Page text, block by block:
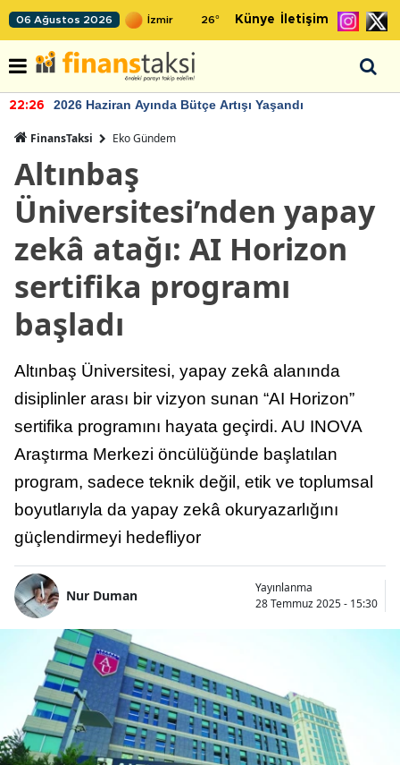
06 Ağustos 2026 26° Künye İletişim
22:26 2026 Haziran Ayında Bütçe Artışı Yaşandı
FinansTaksi Eko Gündem
Altınbaş
Üniversitesi’nden yapay
zekâ atağı: AI Horizon
sertifika programı
başladı
Altınbaş Üniversitesi, yapay zekâ alanında
disiplinler arası bir vizyon sunan “AI Horizon”
sertifika programını hayata geçirdi. AU INOVA
Araştırma Merkezi öncülüğünde başlatılan
program, sadece teknik değil, etik ve toplumsal
boyutlarıyla da yapay zekâ okuryazarlığını
güçlendirmeyi hedefliyor
Nur Duman
Yayınlanma
28 Temmuz 2025 - 15:30